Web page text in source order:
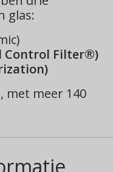
glas:
Control Filter®)
met meer 140